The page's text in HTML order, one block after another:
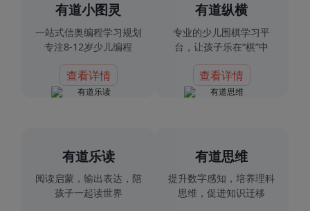
有道小图灵
一站式信奥编程学习规划
专注8-12岁少儿编程
查看详情
有道纵横
专业的少儿围棋学习平
台，让孩子乐在“棋”中
查看详情
有道乐读
阅读启蒙，输出表达，陪
孩子一起读世界
有道思维
提升数字感知，培养理科
思维，促进知识迁移